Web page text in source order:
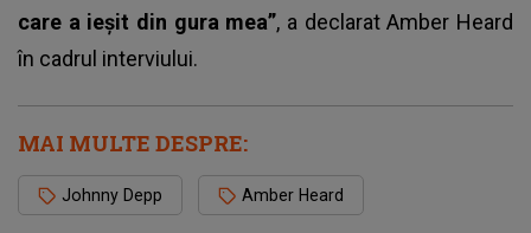
care a ieșit din gura mea”, a declarat Amber Heard
în cadrul interviului.
MAI MULTE DESPRE:
Johnny Depp Amber Heard